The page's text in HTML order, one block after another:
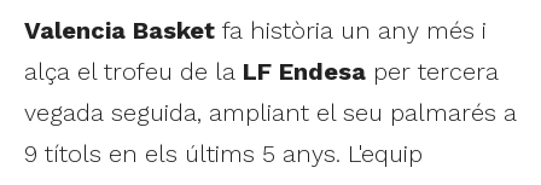
Valencia Basket fa història un any més i
alça el trofeu de la LF Endesa per tercera
vegada seguida, ampliant el seu palmarés a
9 títols en els últims 5 anys. L'equip